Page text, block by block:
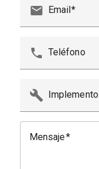
email Email
phone Teléfono
build Implemento
Mensaje